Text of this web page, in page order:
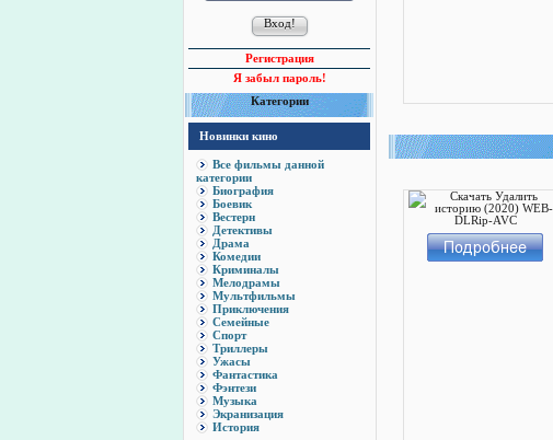
Регистрация
Я забыл пароль!
Категории
Новинки кино
Все фильмы данной
категории
Биография
Боевик
Вестерн
Детективы
Драма
Комедии
Криминалы
Мелодрамы
Мультфильмы
Приключения
Семейные
Спорт
Триллеры
Ужасы
Фантастика
Фэнтези
Музыка
Экранизация
История